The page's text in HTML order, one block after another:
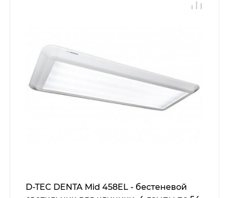
D-TEC DENTA Mid 458EL - бестеневой